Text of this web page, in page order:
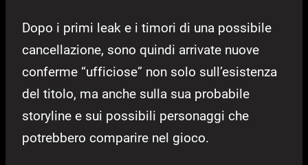
Dopo i primi leak e i timori di una possibile
cancellazione, sono quindi arrivate nuove
conferme “ufficiose” non solo sull’esistenza
del titolo, ma anche sulla sua probabile
storyline e sui possibili personaggi che
potrebbero comparire nel gioco.